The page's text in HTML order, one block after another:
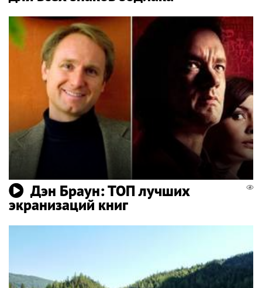
Дэн Браун: ТОП лучших
экранизаций книг